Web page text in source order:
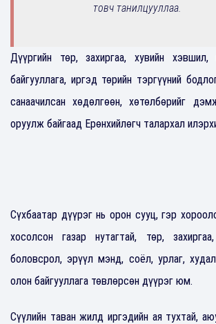
товч танилцууллаа.
Дүүргийн төр, захиргаа, хувийн хэвшил,
байгууллага, иргэд төрийн тэргүүний
санаачилсан хөдөлгөөн, хөтөлбөрийг
оруулж байгаад Ерөнхийлөгч талархал
Сүхбаатар дүүрэг нь орон сууц, гэр
хосолсон газар нутагтай, төр,
боловсрол, эрүүл мэнд, соёл, урлаг,
олон байгууллага төвлөрсөн дүүрэг юм.
Сүүлийн таван жилд иргэдийн ая тухтай,